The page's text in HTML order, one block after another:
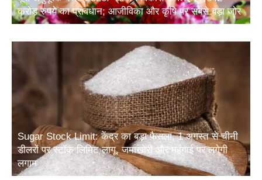
Sugar Stock Limit: केंद्र का बड़ा फैसला, 1 अगस्त से चीनी
डीलरों पर स्टॉक लिमिट लागू, जमाखोरी और महंगाई पर लगेगी
लगाम